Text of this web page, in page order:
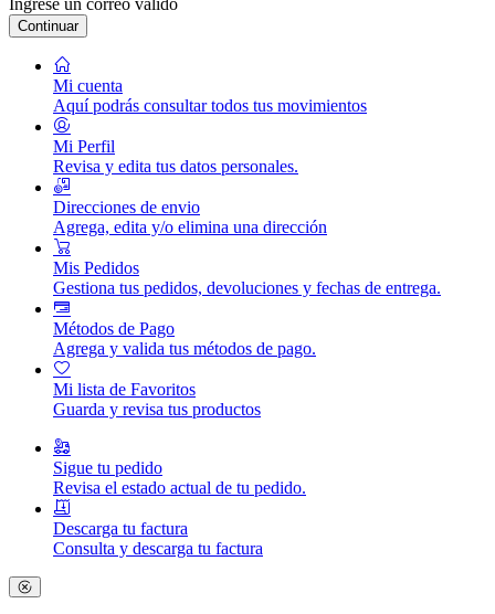
Continuar
Mi cuenta
Aquí podrás consultar todos tus movimientos
Mi Perfil
Revisa y edita tus datos personales.
Direcciones de envio
Agrega, edita y/o elimina una dirección
Mis Pedidos
Gestiona tus pedidos, devoluciones y fechas de entrega.
Métodos de Pago
Agrega y valida tus métodos de pago.
Mi lista de Favoritos
Guarda y revisa tus productos
Sigue tu pedido
Revisa el estado actual de tu pedido.
Descarga tu factura
Consulta y descarga tu factura